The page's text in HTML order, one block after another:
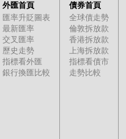
外匯首頁
匯率升貶圖表
最新匯率
交叉匯率
歷史走勢
指標看外匯
銀行換匯比較
債券首頁
全球債走勢
倫敦拆放款
香港拆放款
上海拆放款
指標看債市
走勢比較